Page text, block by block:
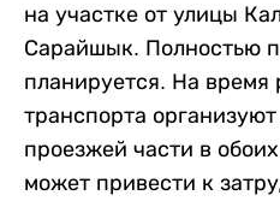
на участке от улицы
Сарайшык. Полностью
планируется. На
транспорта
проезжей части в
может привести к